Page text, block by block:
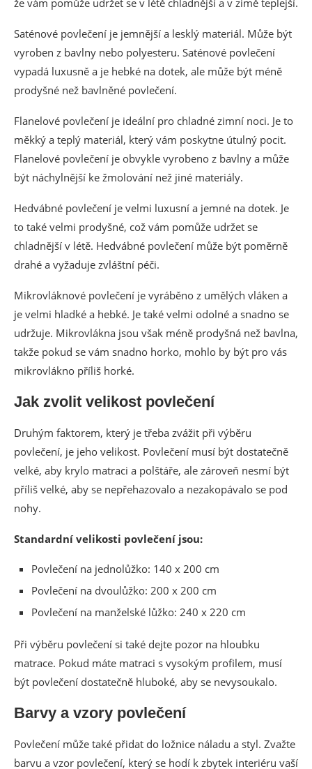
Saténové povlečení je jemnější a lesklý materiál. Může být
vyroben z bavlny nebo polyesteru. Saténové povlečení
vypadá luxusně a je hebké na dotek, ale může být méně
prodyšné než bavlněné povlečení.
Flanelové povlečení je ideální pro chladné zimní noci. Je to
měkký a teplý materiál, který vám poskytne útulný pocit.
Flanelové povlečení je obvykle vyrobeno z bavlny a může
být náchylnější ke žmolování než jiné materiály.
Hedvábné povlečení je velmi luxusní a jemné na dotek. Je
to také velmi prodyšné, což vám pomůže udržet se
chladnější v létě. Hedvábné povlečení může být poměrně
drahé a vyžaduje zvláštní péči.
Mikrovláknové povlečení je vyráběno z umělých vláken a
je velmi hladké a hebké. Je také velmi odolné a snadno se
udržuje. Mikrovlákna jsou však méně prodyšná než bavlna,
takže pokud se vám snadno horko, mohlo by být pro vás
mikrovlákno příliš horké.
Jak zvolit velikost povlečení
Druhým faktorem, který je třeba zvážit při výběru
povlečení, je jeho velikost. Povlečení musí být dostatečně
velké, aby krylo matraci a polštáře, ale zároveň nesmí být
příliš velké, aby se nepřehazovalo a nezakopávalo se pod
nohy.
Standardní velikosti povlečení jsou:
Povlečení na jednolůžko: 140 x 200 cm
Povlečení na dvoulůžko: 200 x 200 cm
Povlečení na manželské lůžko: 240 x 220 cm
Při výběru povlečení si také dejte pozor na hloubku
matrace. Pokud máte matraci s vysokým profilem, musí
být povlečení dostatečně hluboké, aby se nevysoukalo.
Barvy a vzory povlečení
Povlečení může také přidat do ložnice náladu a styl. Zvažte
barvu a vzor povlečení, který se hodí k zbytek interiéru vaší